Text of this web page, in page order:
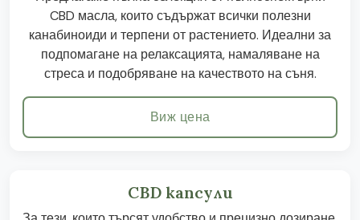
CBD масла, които съдържат всички полезни
канабиноиди и терпени от растението. Идеални за
подпомагане на релаксацията, намаляване на
стреса и подобряване на качеството на съня.
Виж цена
CBD капсули